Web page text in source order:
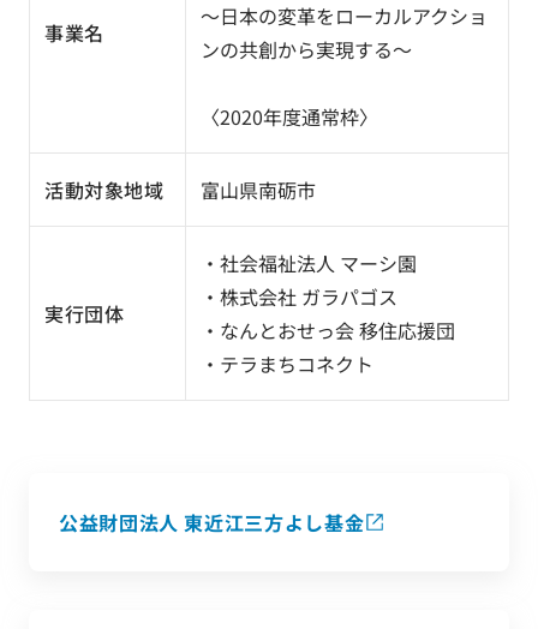
事業名
～日本の変革をローカルアクショ
ンの共創から実現する～
〈2020年度通常枠〉
活動対象地域 富山県南砺市
実行団体
・社会福祉法人 マーシ園
・株式会社 ガラパゴス
・なんとおせっ会 移住応援団
・テラまちコネクト
公益財団法人 東近江三方よし基金